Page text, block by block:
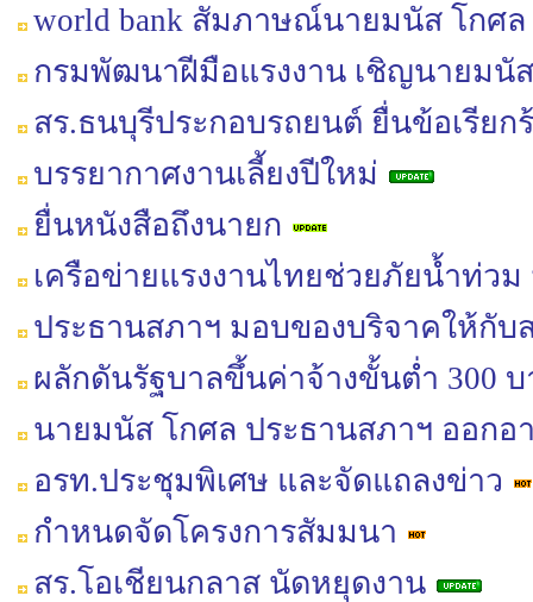
world bank สัมภาษณ์นายมนัส โกศล
กรมพัฒนาฝีมือแรงงาน เชิญนายมนั
สร.ธนบุรีประกอบรถยนต์ ยื่นข้อเรีย
บรรยากาศงานเลี้ยงปีใหม่
ยื่นหนังสือถึงนายก
เครือข่ายแรงงานไทยช่วยภัยน้ำท่ว
ประธานสภาฯ มอบของบริจาคให้กับ
ผลักดันรัฐบาลขึ้นค่าจ้างขั้นต่ำ 300
นายมนัส โกศล ประธานสภาฯ ออกอ
อรท.ประชุมพิเศษ และจัดแถลงข่าว
กำหนดจัดโครงการสัมมนา
สร.โอเชียนกลาส นัดหยุดงาน